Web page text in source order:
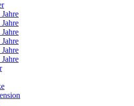
Jahre
Jahre
Jahre
Jahre
Jahre
Jahre